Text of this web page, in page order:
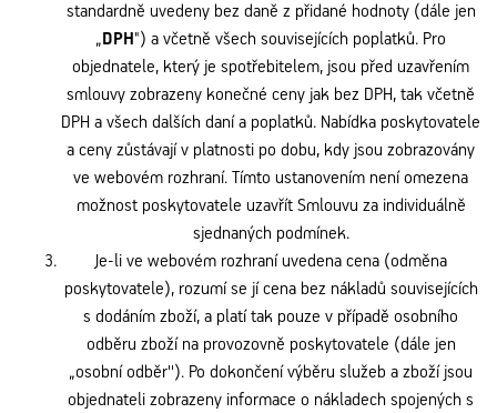
standardně uvedeny bez daně z přidané hodnoty (dále jen
„DPH") a včetně všech souvisejících poplatků. Pro
objednatele, který je spotřebitelem, jsou před uzavřením
smlouvy zobrazeny konečné ceny jak bez DPH, tak včetně
DPH a všech dalších daní a poplatků. Nabídka poskytovatele
a ceny zůstávají v platnosti po dobu, kdy jsou zobrazovány
ve webovém rozhraní. Tímto ustanovením není omezena
možnost poskytovatele uzavřít Smlouvu za individuálně
sjednaných podmínek.
Je-li ve webovém rozhraní uvedena cena (odměna
poskytovatele), rozumí se jí cena bez nákladů souvisejících
s dodáním zboží, a platí tak pouze v případě osobního
odběru zboží na provozovně poskytovatele (dále jen
„osobní odběr''). Po dokončení výběru služeb a zboží jsou
objednateli zobrazeny informace o nákladech spojených s